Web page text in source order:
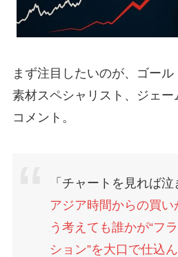
まず注目したいのが、ゴー
素材スペシャリスト、ジェ
コメント。
「チャートを見れば泣
アジア時間からの買い
う考えても誰かが“フ
ション”を大口で仕込